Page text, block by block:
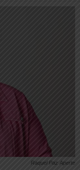
Raquel Paz Aperte